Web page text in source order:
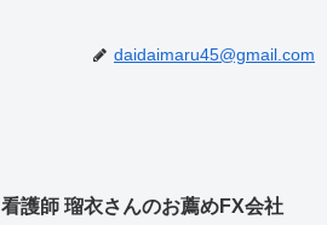
daidaimaru45@gmail.com
看護師 瑠衣さんのお薦めFX会社